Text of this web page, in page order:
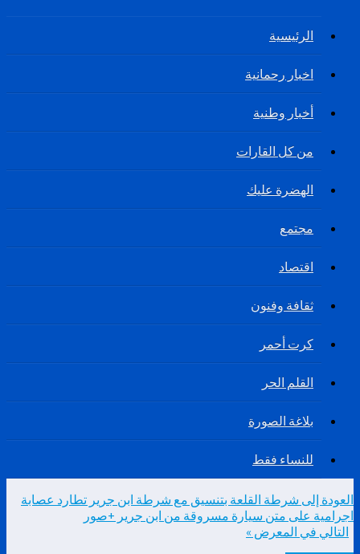
الرئيسية
اخبار رحمانية
أخبار وطنية
من كل القارات
الهضرة عليك
مجتمع
اقتصاد
ثقافة وفنون
كرت أحمر
القلم الحر
بلاغة الصورة
للنساء فقط
العودة إلى شرطة القلعة بتنسيق مع شرطة ابن جرير تطارد عصابة
اجرامية على متن سيارة مسروقة من ابن جرير +صور
التالي في المعرض »